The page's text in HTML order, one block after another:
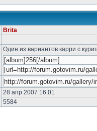
Brita
Один из вариантов карри с
28 апр 2007 16:01
5584